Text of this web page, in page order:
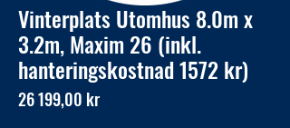
Vinterplats Utomhus 8.0m x
3.2m, Maxim 26 (inkl.
hanteringskostnad 1572 kr)
26 199,00 krPris